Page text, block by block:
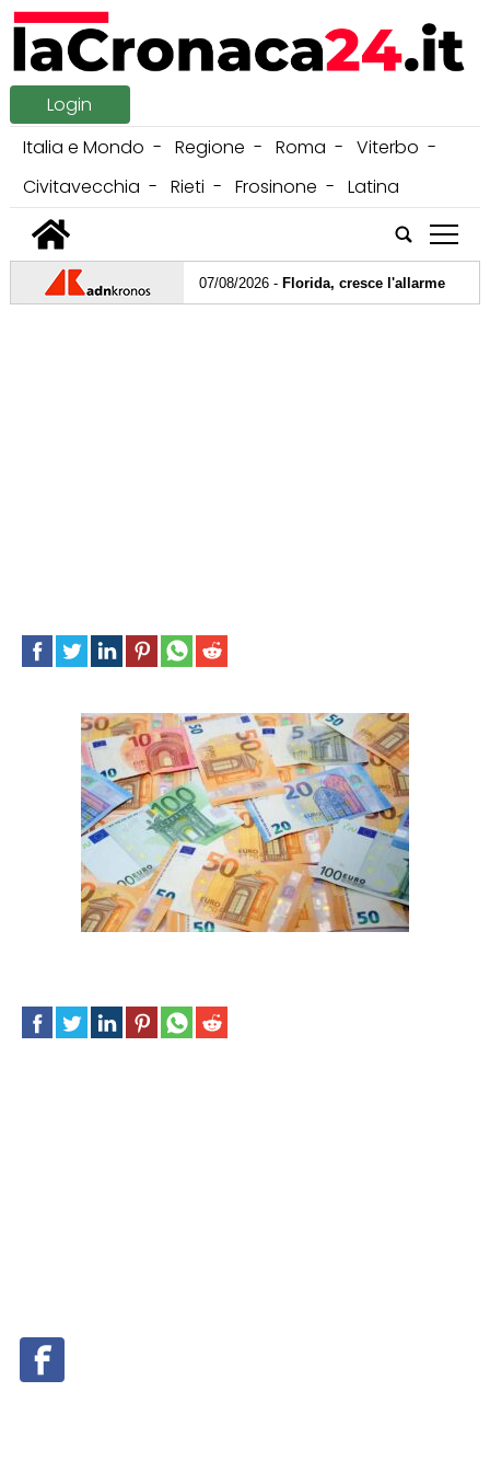
Login
Italia e Mondo
Regione Roma
Viterbo
Civitavecchia
Rieti Frosinone
Latina
tap
07/08/2026 -Florida, cresce l'allarme per il